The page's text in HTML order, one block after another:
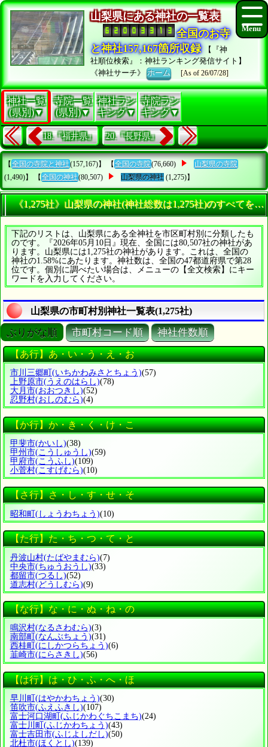
山梨県にある神社の一覧表
全国のお寺
と神社157,167箇所収録
【『神
社順位検索』：神社ランキング発信サイト】
《神社サーチ》ホーム [As of 26/07/28]
神社一覧
(県別)▼
寺院一覧
(県別)▼
神社ラン
キング▼
寺院ラン
キング▼
18.『福井県』 20.『長野県』
【 全国の寺院と神社(157,167)】 【 全国の寺院(76,660)
山梨県の寺院
(1,490)】 【 全国の神社(80,507) 山梨県の神社 (1,275)】
《1,275社》山梨県の神社(神社総数は1,275社)のすべてを知
下記のリストは、山梨県にある全神社を市区町村別に分類したも
のです。『2026年05月10日』現在、全国には80,507社の神社があ
ります。山梨県には1,275社の神社があります。これは、全国の
神社の1.58%にあたります。神社数は、全国の47都道府県で第28
位です。個別に調べたい場合は、メニューの【全文検索】にキー
ワードを入力してください。
山梨県の市町村別神社一覧表(1,275社)
ぶりがな順 市町村コード順 神社件数順
【あ行】あ・い・う・え・お
市川三郷町 (いちかわみさとちょう)(57)
上野原市(うえのはらし)(78)
大月市(おおつきし)(52)
忍野村(おしのむら)(4)
【か行】か・き・く・け・こ
甲斐市(かいし)(38)
甲州市(こうしゅうし)(59)
甲府市(こうふし)(109)
小菅村(こすげむら)(10)
【さ行】さ・し・す・せ・そ
昭和町 (しょうわちょう)(10)
【た行】た・ち・つ・て・と
丹波山村(たばやまむら)(7)
中央市(ちゅうおうし)(33)
都留市(つるし)(52)
道志村(どうしむら)(9)
【な行】な・に・ぬ・ね・の
鳴沢村(なるさわむら)(3)
南部町 (なんぶちょう)(31)
西桂町 (にしかつらちょう)(6)
韮崎市(にらさきし)(56)
【は行】は・ひ・ふ・へ・ほ
早川町 (はやかわちょう)(30)
笛吹市(ふえふきし)(107)
富士河口湖町 (ふじかわぐちこまち)(24)
富士川町 (ふじかわちょう)(43)
富士吉田市(ふじよしだし)(50)
北杜市(ほくとし)(139)